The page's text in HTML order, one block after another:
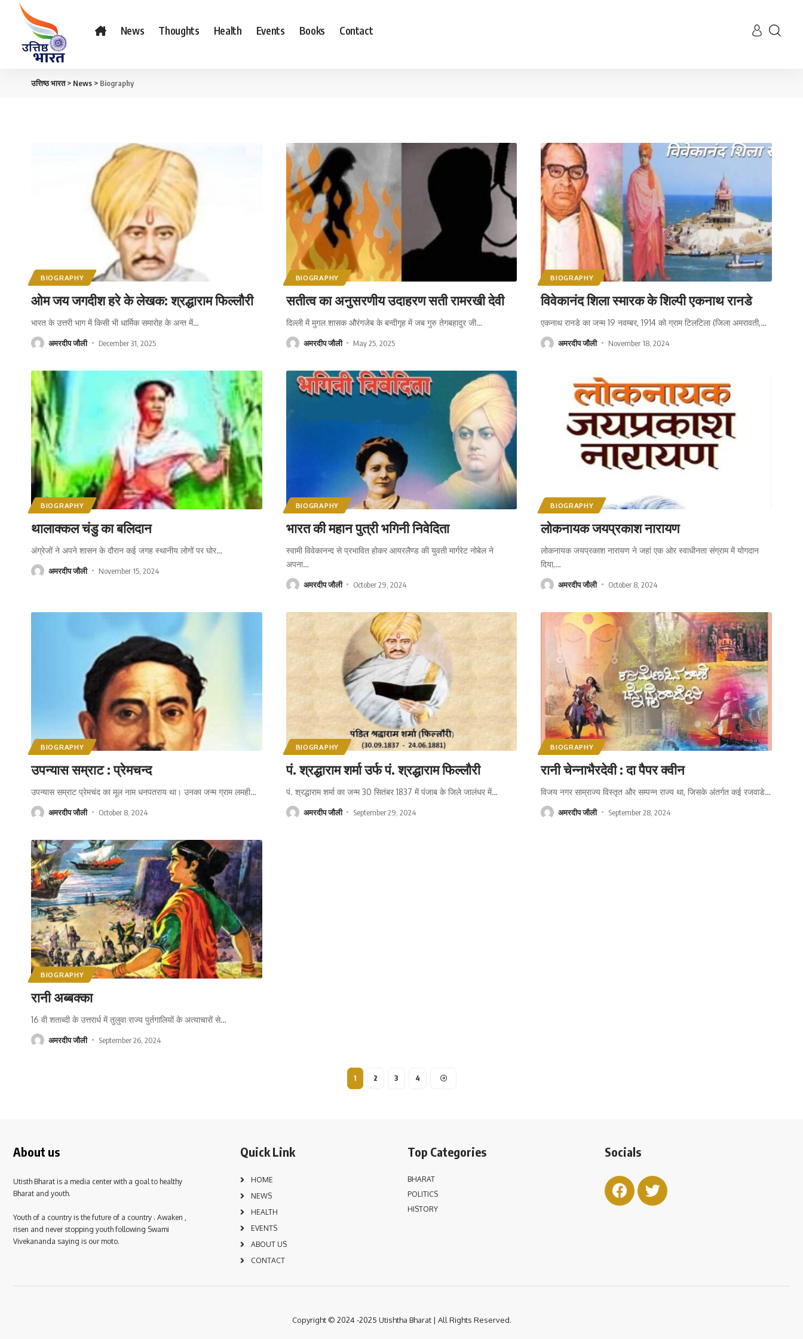
News Thoughts Health Events Books Contact
उत्तिष्ठ भारत> News > Biography
BIOGRAPHY
ओम जय जगदीश हरे के लेखक: श्रद्धाराम फिल्लौरी
भारत के उत्तरी भाग में किसी भी धार्मिक समारोह के अन्त में…
अमरदीप जौली December 31, 2025
BIOGRAPHY
सतीत्व का अनुसरणीय उदाहरण सती रामरखी देवी
दिल्ली में मुगल शासक औरंगजेब के बन्दीगृह में जब गुरु तेगबहादुर जी…
अमरदीप जौली May 25, 2025
BIOGRAPHY
विवेकानंद शिला स्मारक के शिल्पी एकनाथ रानडे
एकनाथ रानडे का जन्म 19 नवम्बर, 1914 को ग्राम टिलटिला (जिला अमरावती,…
अमरदीप जौली November 18, 2024
BIOGRAPHY
थालाक्कल चंडु का बलिदान
अंग्रेजों ने अपने शासन के दौरान कई जगह स्थानीय लोगों पर घोर…
अमरदीप जौली November 15, 2024
BIOGRAPHY
भारत की महान पुत्री भगिनी निवेदिता
स्वामी विवेकानन्द से प्रभावित होकर आयरलैण्ड की युवती मार्गरेट नोबेल ने
अपना…
अमरदीप जौली October 29, 2024
BIOGRAPHY
लोकनायक जयप्रकाश नारायण
लोकनायक जयप्रकाश नारायण ने जहां एक ओर स्वाधीनता संग्राम में योगदान
दिया,…
अमरदीप जौली October 8, 2024
BIOGRAPHY
उपन्यास सम्राट : प्रेमचन्द
उपन्यास सम्राट प्रेमचंद का मूल नाम धनपतराय था। उनका जन्म ग्राम लमही…
अमरदीप जौली October 8, 2024
BIOGRAPHY
पं. श्रद्धाराम शर्मा उर्फ पं. श्रद्धाराम फिल्लौरी
पं. श्रद्धाराम शर्मा का जन्म 30 सितंबर 1837 में पंजाब के जिले जालंधर में…
अमरदीप जौली September 29, 2024
BIOGRAPHY
रानी चेन्नाभैरदेवी : दा पैपर क्वीन
विजय नगर साम्राज्य विस्तृत और सम्पन्न राज्य था, जिसके अंतर्गत कई रजवाडे…
अमरदीप जौली September 28, 2024
BIOGRAPHY
रानी अब्बक्का
16 वी शताब्दी के उत्तरार्ध में तुलुवा राज्य पुर्तगालियों के अत्याचारों से…
अमरदीप जौली September 26, 2024
1 2 3 4
About us
Utisth Bharat is a media center with a goal to healthy
Bharat and youth.
Youth of a country is the future of a country . Awaken ,
risen and never stopping youth following Swami
Vivekananda saying is our moto.
Quick Link
HOME
NEWS
HEALTH
EVENTS
ABOUT US
CONTACT
Top Categories
BHARAT
POLITICS
HISTORY
Socials
Copyright © 2024 -2025 Utishtha Bharat | All Rights Reserved.